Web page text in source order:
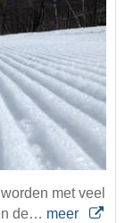
met veel
de… meer